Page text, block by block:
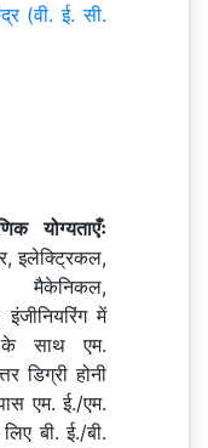
(वी. ई. सी.
योग्यताएँः
इलेक्ट्रिकल,
मैकेनिकल,
में
साथ एम.
डिग्री होनी
एम. ई./एम.
बी. ई./बी.